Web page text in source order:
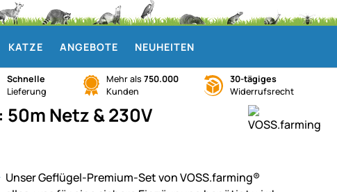
KATZE ANGEBOTE NEUHEITEN
Schnelle
Lieferung
Mehr als 750.000
Kunden
30-tägiges
Widerrufsrecht
Netz & 230V
Unser Geflügel-Premium-Set von VOSS.farming®